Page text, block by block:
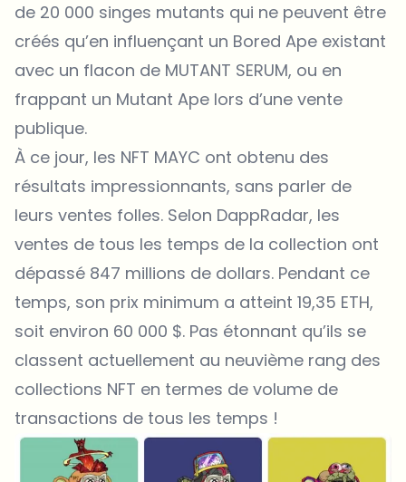
de 20 000 singes mutants qui ne peuvent être
créés qu’en influençant un Bored Ape existant
avec un flacon de MUTANT SERUM, ou en
frappant un Mutant Ape lors d’une vente
publique.
À ce jour, les NFT MAYC ont obtenu des
résultats impressionnants, sans parler de
leurs ventes folles. Selon DappRadar, les
ventes de tous les temps de la collection ont
dépassé 847 millions de dollars. Pendant ce
temps, son prix minimum a atteint 19,35 ETH,
soit environ 60 000 $. Pas étonnant qu’ils se
classent actuellement au neuvième rang des
collections NFT en termes de volume de
transactions de tous les temps !